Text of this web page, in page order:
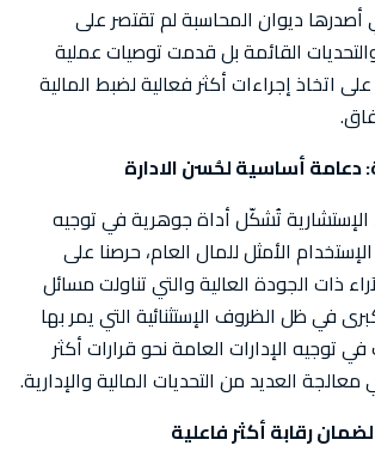
أصدرها ديوان المحاسبة لم تقتصر على
القائمة بل قدمت توصيات عملية
اتخاذ إجراءات أكثر فعالية لضبط المالية
دعامة أساسية لحُسن الادارة
الإستشارية تُشكّل أداة جوهرية في توجيه
الأمثل للمال العام، حرصنا على
ذات الجودة العالية والتي تناولت مسائل
في ظل الظروف الإستثنائية التي يمر بها
توجيه الإدارات العامة نحو قرارات أكثر
العديد من التحديات المالية والإدارية.
رقابة أكثر فاعلية